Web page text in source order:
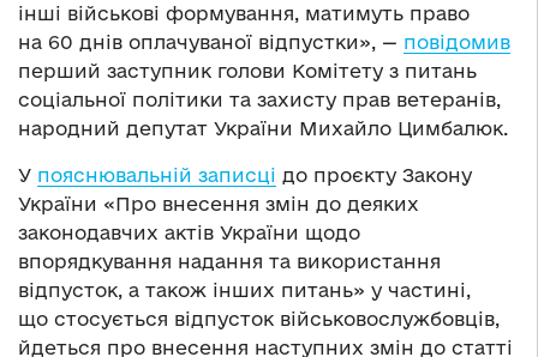
інші військові формування, матимуть право
на 60 днів оплачуваної відпустки», — повідомив
перший заступник голови Комітету з питань
соціальної політики та захисту прав ветеранів,
народний депутат України Михайло Цимбалюк.
У пояснювальній записці до проєкту Закону
України «Про внесення змін до деяких
законодавчих актів України щодо
впорядкування надання та використання
відпусток, а також інших питань» у частині,
що стосується відпусток військовослужбовців,
йдеться про внесення наступних змін до статті